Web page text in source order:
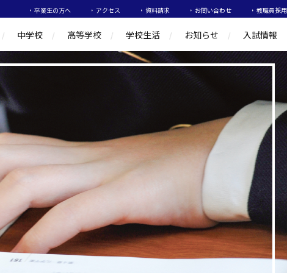
卒業生の方へ アクセス 資料請求 お問い合わせ 教職員採用
中学校 高等学校 学校生活 お知らせ 入試情報